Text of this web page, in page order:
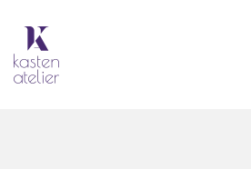
Skip to main content